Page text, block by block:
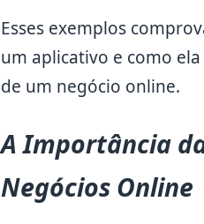
Esses exemplos
um aplicativo e como
de um negócio online.
A Importância
Negócios Online